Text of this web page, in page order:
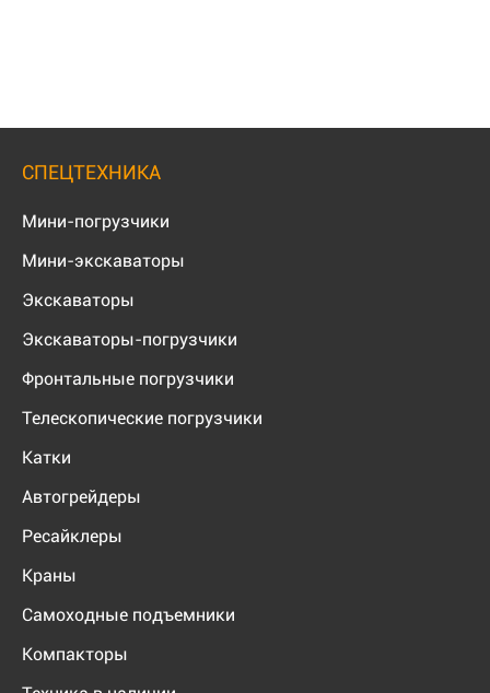
СПЕЦТЕХНИКА
Мини-погрузчики
Мини-экскаваторы
Экскаваторы
Экскаваторы-погрузчики
Фронтальные погрузчики
Телескопические погрузчики
Катки
Автогрейдеры
Ресайклеры
Краны
Самоходные подъемники
Компакторы